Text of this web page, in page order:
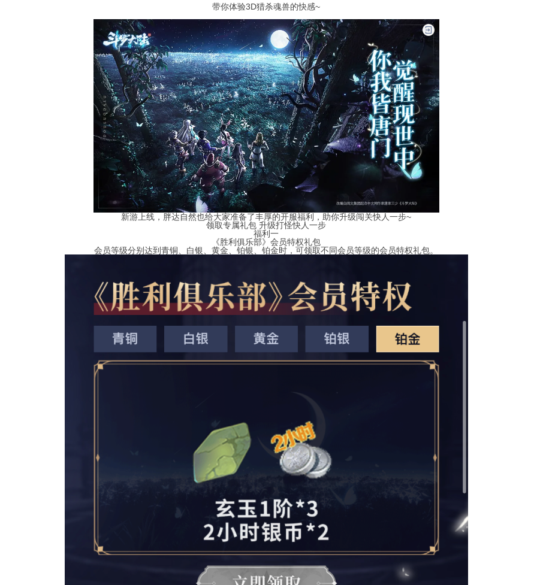
带你体验3D猎杀魂兽的快感~
新游上线，胖达自然也给大家准备了丰厚的开服福利，助你升级闯关快人一步~
领取专属礼包 升级打怪快人一步
福利一
《胜利俱乐部》会员特权礼包
会员等级分别达到青铜、白银、黄金、铂银、铂金时，可领取不同会员等级的会员特权礼包。